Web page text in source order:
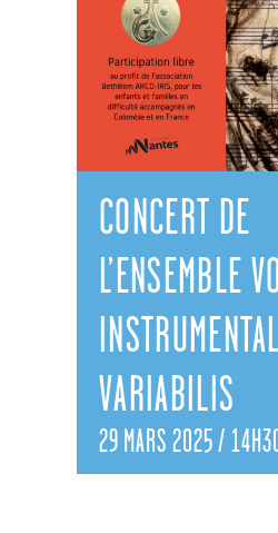
CONCERT DE
L’ENSEMBLE
INSTRUMENTAL
VARIABILIS
29 MARS 2025 /